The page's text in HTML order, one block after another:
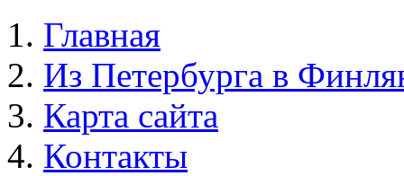
Главная
Из Петербурга в
Карта сайта
Контакты